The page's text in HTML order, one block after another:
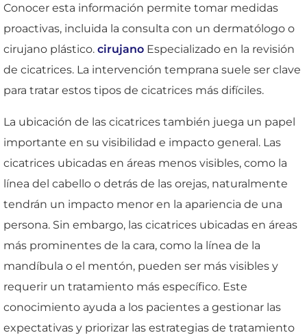
Conocer esta información permite tomar medidas
proactivas, incluida la consulta con un dermatólogo o
cirujano plástico. cirujano Especializado en la revisión
de cicatrices. La intervención temprana suele ser clave
para tratar estos tipos de cicatrices más difíciles.
La ubicación de las cicatrices también juega un papel
importante en su visibilidad e impacto general. Las
cicatrices ubicadas en áreas menos visibles, como la
línea del cabello o detrás de las orejas, naturalmente
tendrán un impacto menor en la apariencia de una
persona. Sin embargo, las cicatrices ubicadas en áreas
más prominentes de la cara, como la línea de la
mandíbula o el mentón, pueden ser más visibles y
requerir un tratamiento más específico. Este
conocimiento ayuda a los pacientes a gestionar las
expectativas y priorizar las estrategias de tratamiento